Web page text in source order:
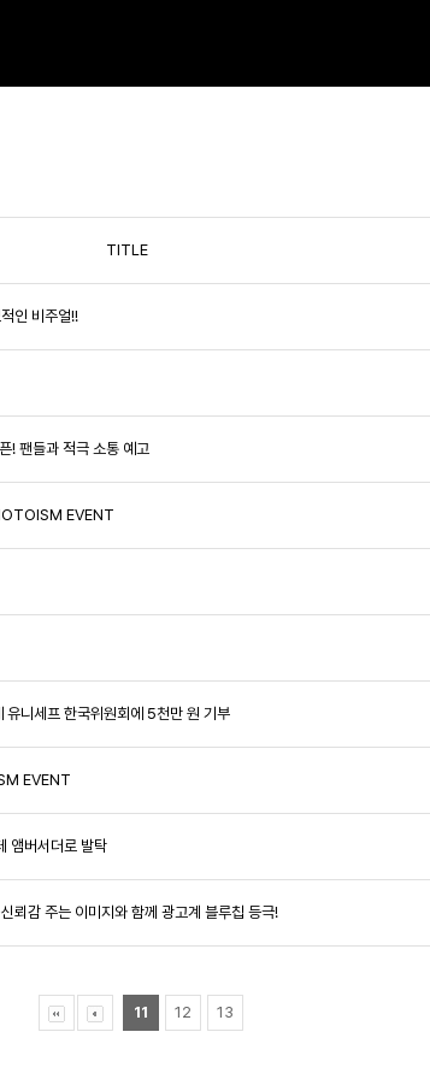
TITLE
인 비주얼!!
! 팬들과 적극 소통 예고
EVENT
니세프 한국위원회에 5천만 원 기부
EVENT
앰버서더로 발탁
뢰감 주는 이미지와 함께 광고계 블루칩 등극!
11 12 13